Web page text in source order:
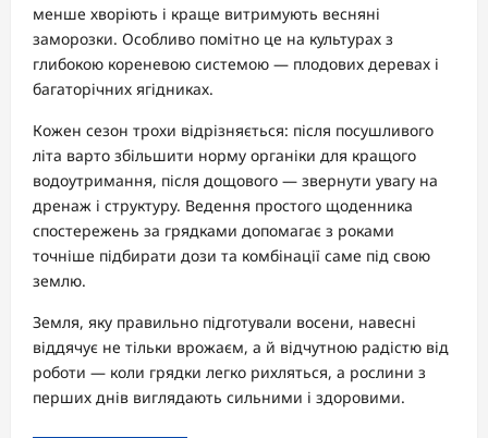
менше хворіють і краще витримують весняні
заморозки. Особливо помітно це на культурах з
глибокою кореневою системою — плодових деревах і
багаторічних ягідниках.
Кожен сезон трохи відрізняється: після посушливого
літа варто збільшити норму органіки для кращого
водоутримання, після дощового — звернути увагу на
дренаж і структуру. Ведення простого щоденника
спостережень за грядками допомагає з роками
точніше підбирати дози та комбінації саме під свою
землю.
Земля, яку правильно підготували восени, навесні
віддячує не тільки врожаєм, а й відчутною радістю від
роботи — коли грядки легко рихляться, а рослини з
перших днів виглядають сильними і здоровими.